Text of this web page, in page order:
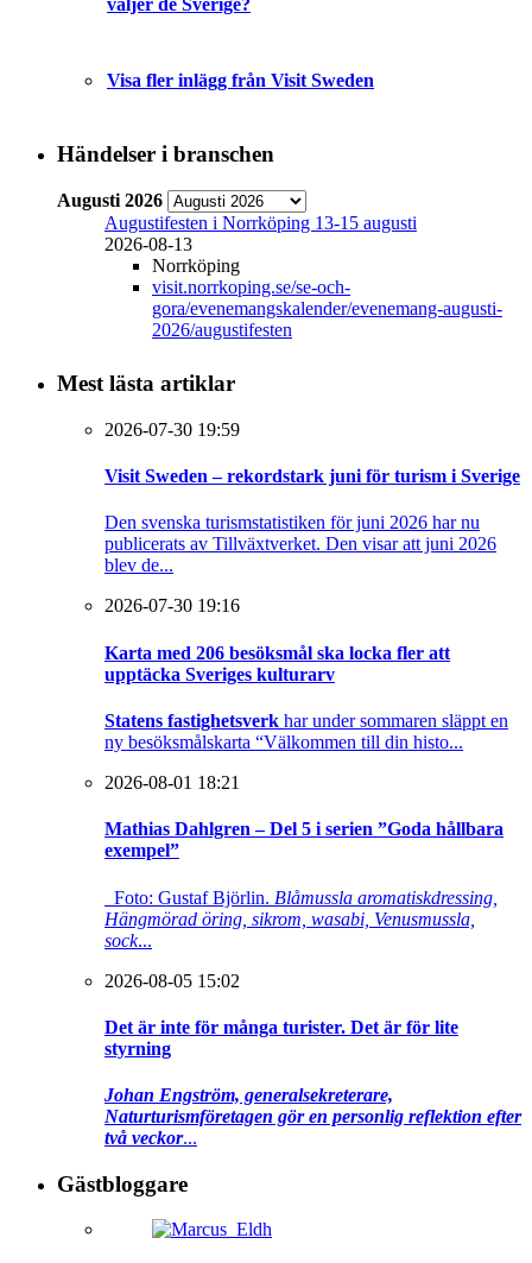
väljer de Sverige?
Visa fler inlägg från Visit Sweden
Händelser i branschen
Augusti 2026
Augustifesten i Norrköping 13-15 augusti
2026-08-13
Norrköping
visit.norrkoping.se/se-och-
gora/evenemangskalender/evenemang-augusti-
2026/augustifesten
Mest lästa artiklar
2026-07-30 19:59
Visit Sweden – rekordstark juni för turism i Sverige
Den svenska turismstatistiken för juni 2026 har nu
publicerats av Tillväxtverket. Den visar att juni 2026
blev de...
2026-07-30 19:16
Karta med 206 besöksmål ska locka fler att
upptäcka Sveriges kulturarv
Statens fastighetsverk har under sommaren släppt en
ny besöksmålskarta “Välkommen till din histo...
2026-08-01 18:21
Mathias Dahlgren – Del 5 i serien ”Goda hållbara
exempel”
Foto: Gustaf Björlin. Blåmussla aromatiskdressing,
Hängmörad öring, sikrom, wasabi, Venusmussla,
sock...
2026-08-05 15:02
Det är inte för många turister. Det är för lite
styrning
Johan Engström, generalsekreterare,
Naturturismföretagen gör en personlig reflektion efter
två veckor...
Gästbloggare